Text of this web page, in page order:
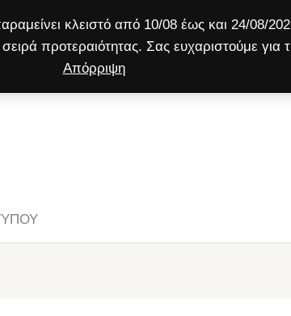
κλειστό από 10/08 έως και 24/08/
προτεραιότητας. Σας ευχαριστούμε
Απόρριψη
Μικρό ζώο